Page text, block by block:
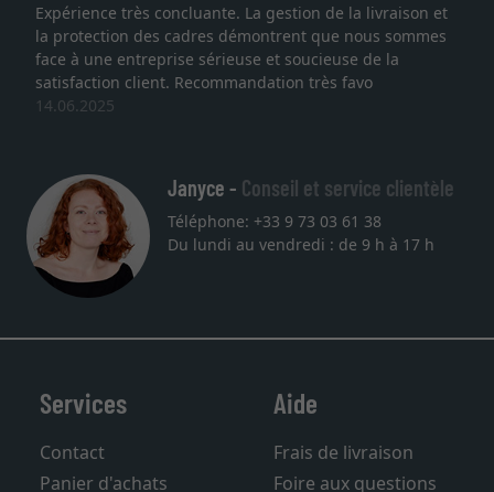
et
Je recherchais un cadre sur mesure pour une
lithographie, je suis tombée sur ce site. Le choix et
qualité sont au rendez vous. Emballage
service et livraison dans les temps. J'espère
une autre commande. Merci.
Janyce - Conseil et service clientèle
Téléphone: +33 9 73 03 61 38
Services
Contact
Aide
Frais de livraison